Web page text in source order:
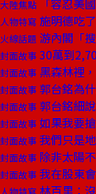
大陸焦點 「容忍美
人物特寫 施明德吃
火線話題 游內閣「
封面故事 30萬到
封面故事 黑森林裡
封面故事 郭台銘為
封面故事 郭台銘細
封面故事 如果我要
封面故事 我們只是
封面故事 除非太陽
封面故事 我在股東
林百里：